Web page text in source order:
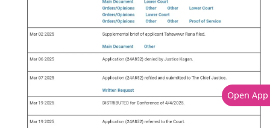
Open App